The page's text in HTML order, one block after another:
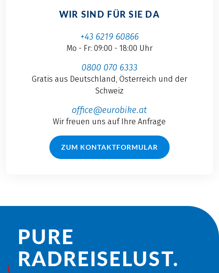
WIR SIND FÜR SIE DA
+43 6219 60866
Mo - Fr: 09:00 - 18:00 Uhr
0800 070 6333
Gratis aus Deutschland, Österreich und der
Schweiz
office@eurobike.at
Wir freuen uns auf Ihre Anfrage
ZUM KONTAKTFORMULAR
PURE
RADREISE­LUST.